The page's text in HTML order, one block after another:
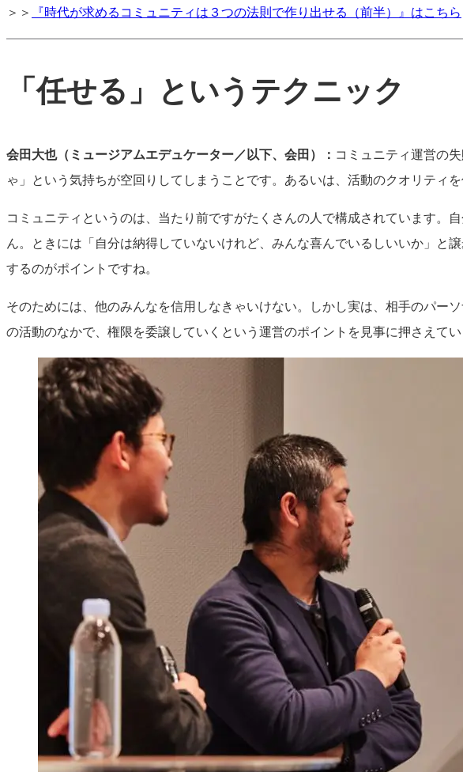
＞＞ 『時代が求めるコミュニティは３つの法則で作り出せる（前半）』はこちら
「任せる」というテクニック
会田大也（ミュージアムエデュケーター／以下、会田）： コミュニティ運営の
ゃ」という気持ちが空回りしてしまうことです。あるいは、活動のクオリティ
コミュニティというのは、当たり前ですがたくさんの人で構成されています。
ん。ときには「自分は納得していないけれど、みんな喜んでいるしいいか」と
するのがポイントですね。
そのためには、他のみんなを信用しなきゃいけない。しかし実は、相手のパー
の活動のなかで、権限を委譲していくという運営のポイントを見事に押さえて